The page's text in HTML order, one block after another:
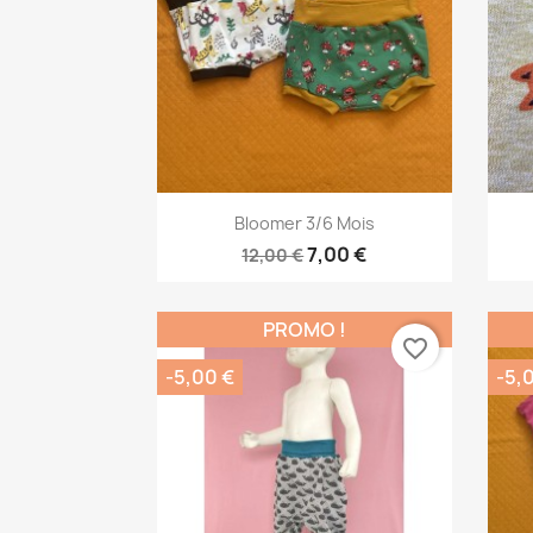
Aperçu rapide
Bloomer 3/6 Mois
12,00 €7,00 €
PROMO !
-5,00 €
favorite_border
-